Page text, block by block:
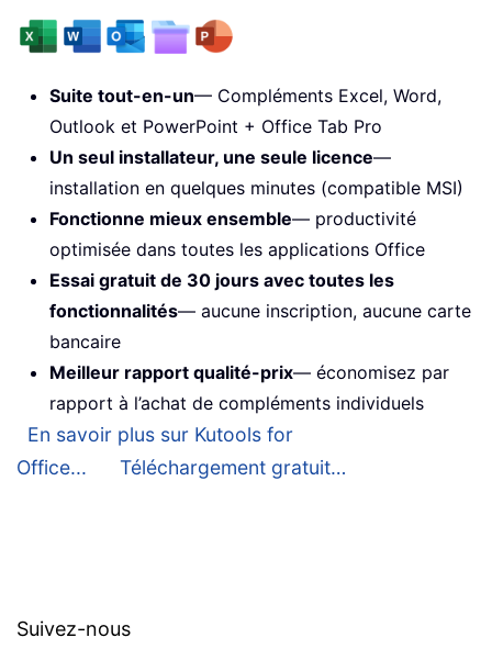
Suite tout-en-un— Compléments Excel, Word,
Outlook et PowerPoint + Office Tab Pro
Un seul installateur, une seule licence—
installation en quelques minutes (compatible MSI)
Fonctionne mieux ensemble— productivité
optimisée dans toutes les applications Office
Essai gratuit de 30 jours avec toutes les
fonctionnalités— aucune inscription, aucune carte
bancaire
Meilleur rapport qualité-prix— économisez par
rapport à l’achat de compléments individuels
En savoir plus sur Kutools for
Office...
Téléchargement gratuit…
Suivez-nous